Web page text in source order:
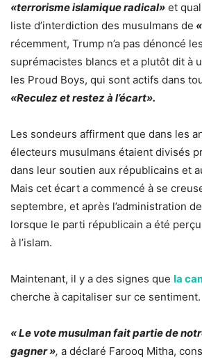
«terrorisme islamique radical» et
liste d’interdiction des musulmans de
récemment, Trump n’a pas dénoncé
suprémacistes blancs et a plutôt dit à
les Proud Boys, qui sont actifs dans
«Reculez et restez à l’écart».
Les sondeurs affirment que dans les
électeurs musulmans étaient divisés
dans leur soutien aux républicains et
Mais cet écart a commencé à se
septembre, et après l’administration
lorsque le parti républicain a été
à l’islam.
Maintenant, il y a des signes que la
cherche à capitaliser sur ce sentiment.
« Le vote musulman fait partie de
gagner », a déclaré Farooq Mitha,